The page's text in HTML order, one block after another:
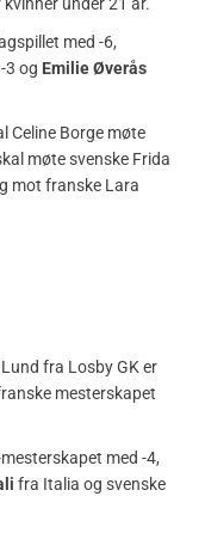
med -6,
3 og Emilie Øverås
Celine Borge møte
møte svenske Frida
mot franske Lara
fra Losby GK er
mesterskapet
med -4,
fra Italia og svenske